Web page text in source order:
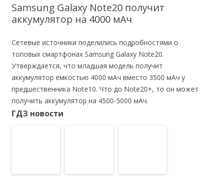
Samsung Galaxy Note20 получит
аккумулятор на 4000 мАч
Сетевые источники поделились подробностями о
топовых смартфонах Samsung Galaxy Note20.
Утверждается, что младшая модель получит
аккумулятор ёмкостью 4000 мАч вместо 3500 мАч у
предшественника Note10. Что до Note20+, то он может
получить аккумулятор на 4500-5000 мАч.
ГДЗ новости